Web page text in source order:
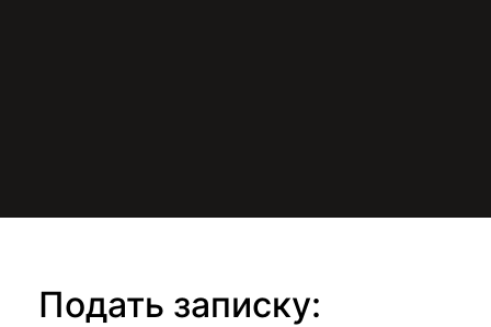
Подать записку: